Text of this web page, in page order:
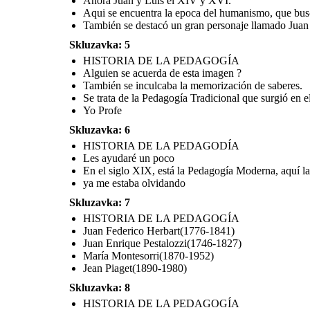
Cree sus los propios en Storyboard That
Jean Piaget
(1890-1980)
HISTORIA DE LA PEDAGOGÍA HISTORIA DE LA
Hola !
compañeros
Si, María,
Gracias al repaso vamos
de Pedagogía.
HISTORIA DE LA PEDAGODÍA
HISTORIA DE LA PEDAGOGÍA
En el siglo XIX, está la Pedagogía
Moderna, aquí la relación de maestro-
alumno cambio a una manera más
amistosa y cooperativa.
ya me estaba
olvidando
Aqui se encuentra la epoca del humanismo, que
También se destacó un gran personaje llamado
Skluzavka: 5
HISTORIA DE LA PEDAGOGÍA
Alguien se acuerda de esta imagen ?
También se inculcaba la memorización de saberes.
Se trata de la Pedagogía Tradicional que surgió
Yo Profe
Skluzavka: 6
HISTORIA DE LA PEDAGODÍA
Les ayudaré un poco
En el siglo XIX, está la Pedagogía Moderna, aquí
ya me estaba olvidando
Skluzavka: 7
HISTORIA DE LA PEDAGOGÍA
Juan Federico Herbart(1776-1841)
Juan Enrique Pestalozzi(1746-1827)
María Montesorri(1870-1952)
Jean Piaget(1890-1980)
Skluzavka: 8
HISTORIA DE LA PEDAGOGÍA